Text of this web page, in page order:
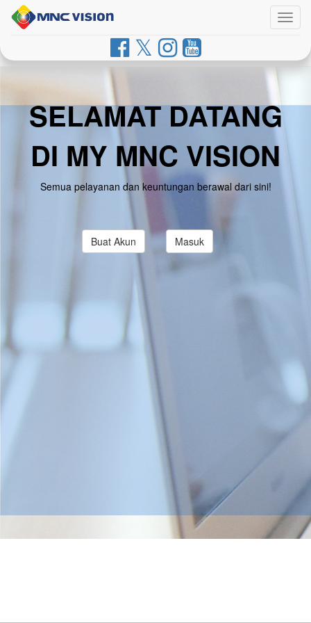
SELAMAT DATANG
DI MY MNC VISION
Semua pelayanan dan keuntungan berawal dari sini!
Buat Akun Masuk